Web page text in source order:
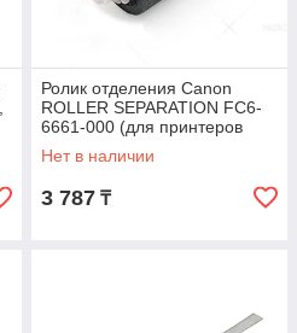
Ролик отделения Canon
ROLLER SEPARATION FC6-
6661-000 (для принтеров
типа IR2016)
Нет в наличии
3 787 ₸